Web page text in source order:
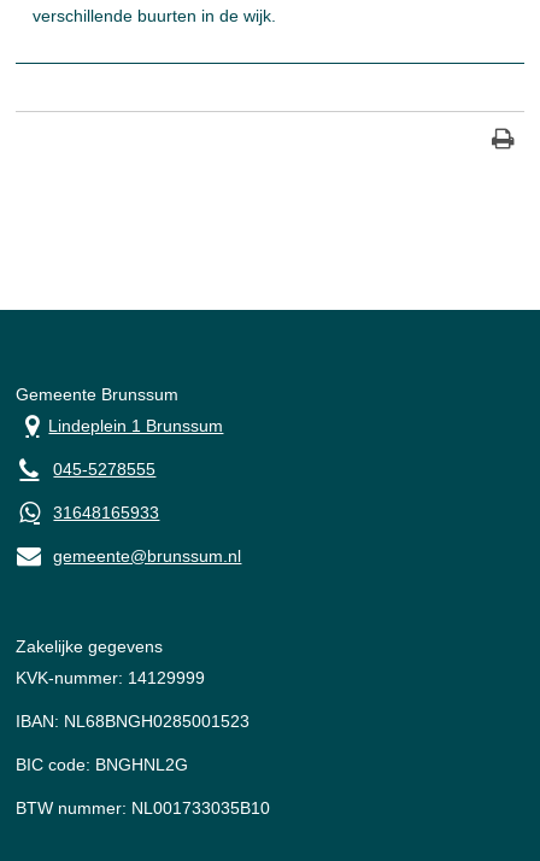
verschillende buurten in de wijk.
Gemeente Brunssum
Lindeplein 1 Brunssum
045-5278555
31648165933
gemeente@brunssum.nl
Zakelijke gegevens
KVK-nummer: 14129999
IBAN: NL68BNGH0285001523
BIC code: BNGHNL2G
BTW nummer: NL001733035B10